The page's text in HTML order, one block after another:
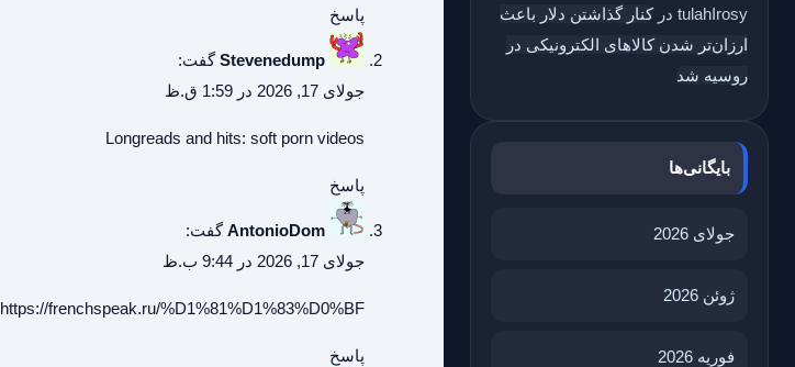
tulahIrosy درکنار گذاشتن دلار باعث
ارزان‌تر شدن کالاهای الکترونیکی در
روسیه شد
بایگانی‌ها
جولای 2026
ژوئن 2026
فوریه 2026
پاسخ
Stevenedump گفت:
جولای 17, 2026 در 1:59 ق.ظ
Longreads and hits: soft porn videos
پاسخ
AntonioDom گفت:
جولای 17, 2026 در 9:44 ب.ظ
https://frenchspeak.ru/%D1%81%D1%83%D0%BF
پاسخ